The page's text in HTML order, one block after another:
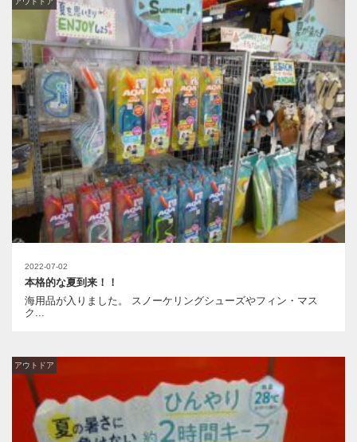
2022-07-02
本格的な夏到来！！
海用品が入りました。 スノーケリングシューズやフィン・マス
ク...
アウトドア